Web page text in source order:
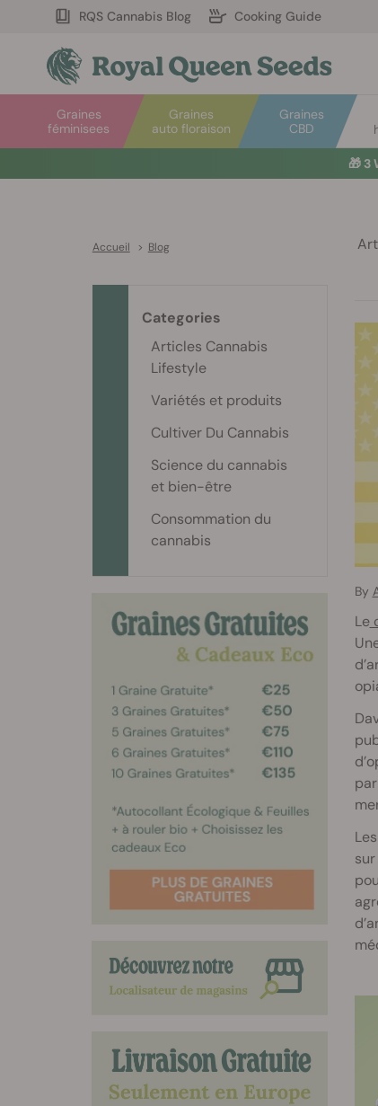
RQS Cannabis Blog Cooking Guide
Graines
auto floraison
Graines
féminisees
Graines
CBD
🎁 3
Accueil > Blog
By
Le
Categories
Articles Cannabis
Lifestyle
Variétés et produits
Cultiver Du Cannabis
Science du cannabis
et bien-être
Consommation du
cannabis